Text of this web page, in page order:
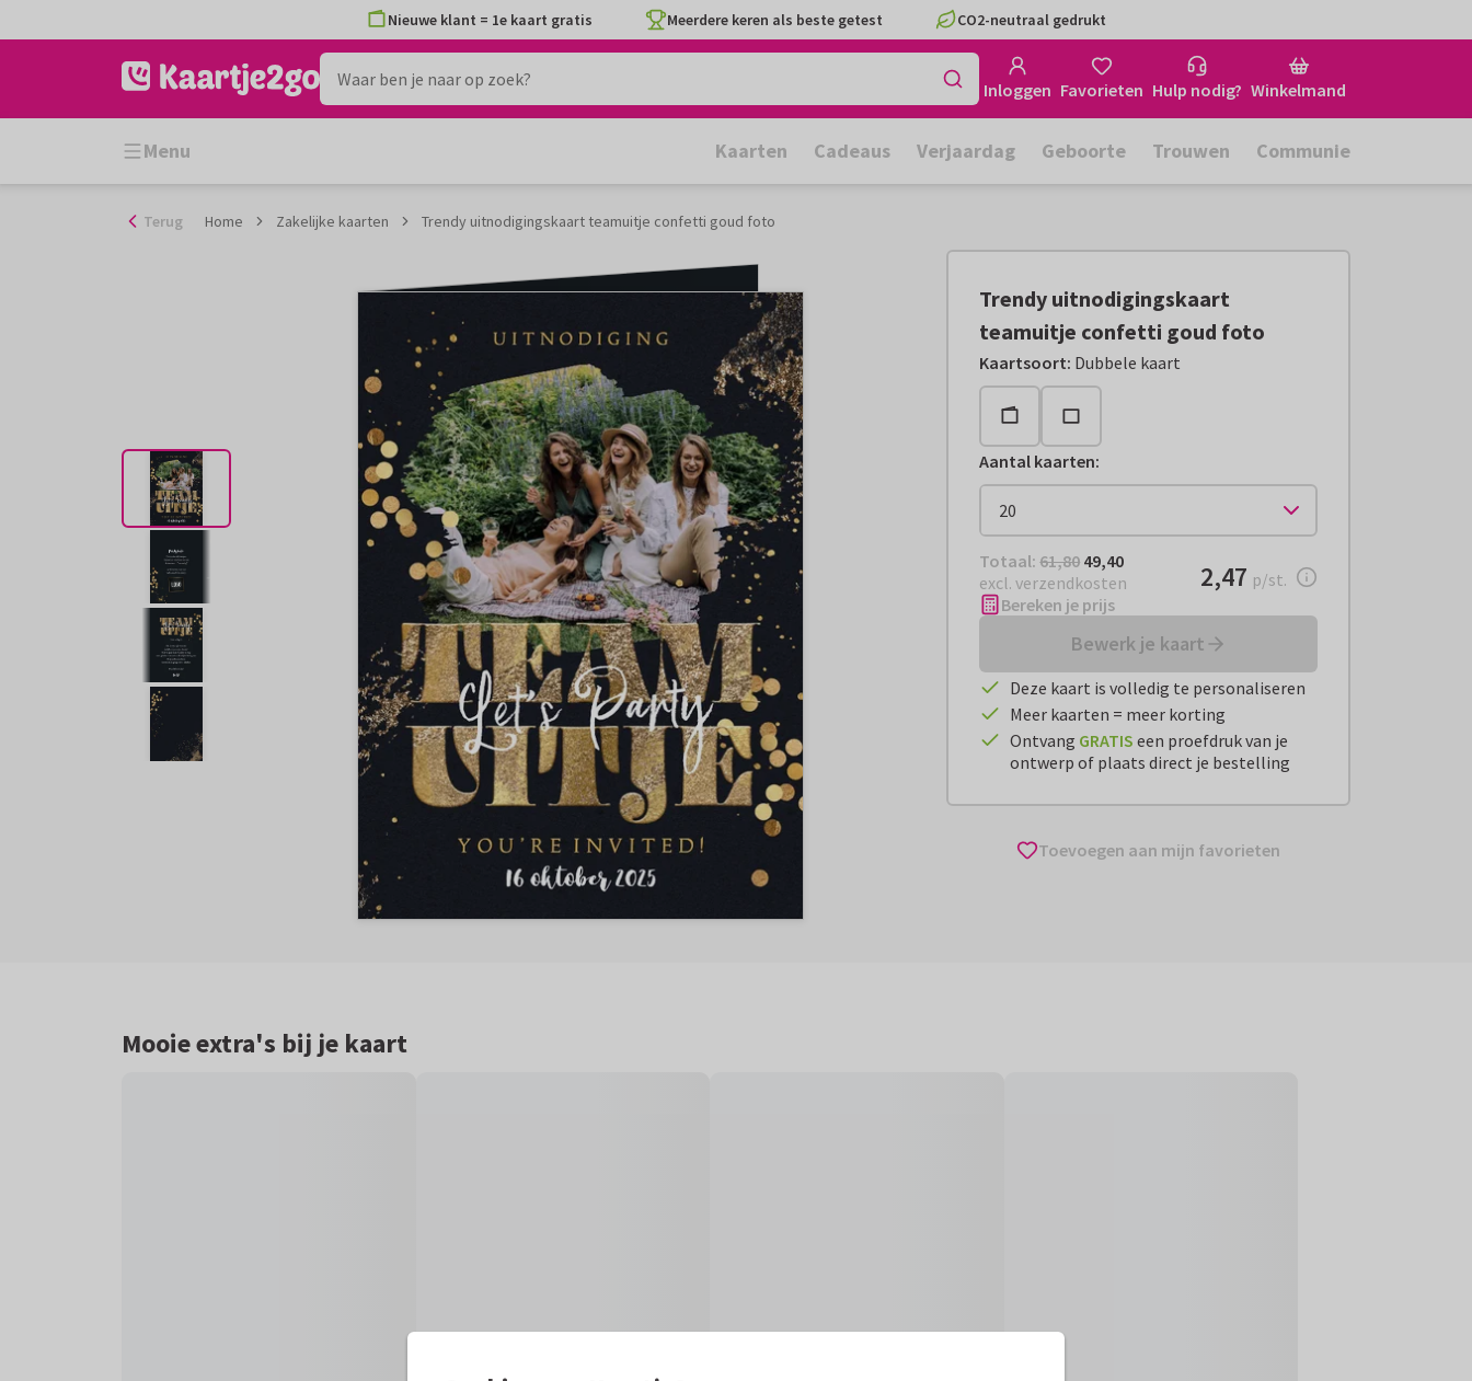
naar
Nieuwe klant = 1e kaart gratis Meerdere keren als beste getest CO2-neutraal gedrukt
Inloggen Favorieten Hulp nodig? Winkelmand
Menu Kaarten Cadeaus Verjaardag Geboorte Trouwen Communie
Terug Home Zakelijke kaarten Trendy uitnodigingskaart teamuitje confetti goud foto
Trendy uitnodigingskaart
teamuitje confetti goud foto
Kaartsoort: Dubbele kaart
Aantal kaarten:
Totaal: € 49,40
Totaal: 61,80 49,40
excl. verzendkosten
€ 2,47per stuk
2,47 p/st.
Bereken je prijs
Bewerk je kaart
Deze kaart is volledig te personaliseren
Meer kaarten = meer korting
Ontvang GRATIS een proefdruk van je
ontwerp of plaats direct je bestelling
Toevoegen aan mijn favorieten
Mooie extra's bij je kaart